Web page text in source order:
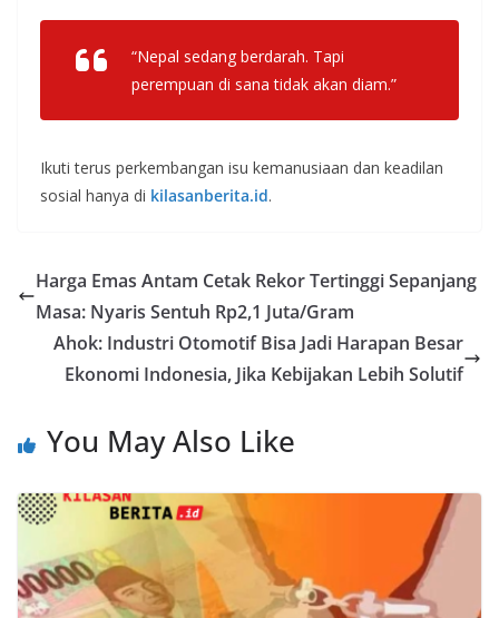
“Nepal sedang berdarah. Tapi
perempuan di sana tidak akan diam.”
Ikuti terus perkembangan isu kemanusiaan dan keadilan
sosial hanya di kilasanberita.id.
Harga Emas Antam Cetak Rekor Tertinggi Sepanjang
Masa: Nyaris Sentuh Rp2,1 Juta/Gram
Ahok: Industri Otomotif Bisa Jadi Harapan Besar
Ekonomi Indonesia, Jika Kebijakan Lebih Solutif
You May Also Like